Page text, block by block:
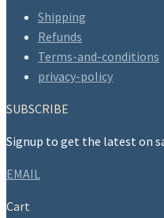
Shipping
Refunds
Terms-and-conditions
privacy-policy
SUBSCRIBE
Signup to get the latest on
EMAIL
Cart